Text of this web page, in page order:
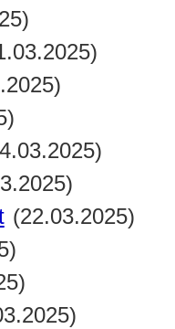
(22.03.2025)